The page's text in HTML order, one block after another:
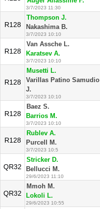
3/7/2023 11:30
R128
Thompson J.
Nakashima B.
3/7/2023 10:10
R128
Van Assche L.
Karatsev A.
3/7/2023 10:10
R128
Musetti L.
Varillas Patino Samudio
J.
3/7/2023 10:10
R128
Baez S.
Barrios M.
3/7/2023 10:10
R128
Rublev A.
Purcell M.
3/7/2023 10:5
QR32
Stricker D.
Bellucci M.
29/6/2023 11:10
QR32
Mmoh M.
Lokoli L.
29/6/2023 10:55